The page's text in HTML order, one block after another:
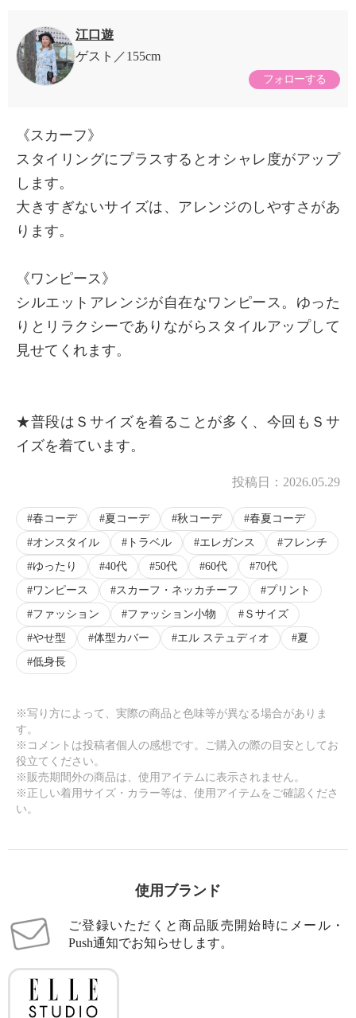
江口遊
ゲスト
155cm
フォローする
《スカーフ》
スタイリングにプラスするとオシャレ度がアップ
します。
大きすぎないサイズは、アレンジのしやすさがあ
ります。
《ワンピース》
シルエットアレンジが自在なワンピース。ゆった
りとリラクシーでありながらスタイルアップして
見せてくれます。
★普段はＳサイズを着ることが多く、今回もＳサ
イズを着ています。
投稿日： 2026.05.29
春コーデ 夏コーデ 秋コーデ
春夏コーデ
オンスタイル
トラベル エレガンス
フレンチ
ゆったり
40代 50代 60代
70代
ワンピース
スカーフ・ネッカチーフ
プリント
ファッション
ファッション小物
Ｓサイズ
やせ型
体型カバー エル ステュディオ
夏
低身長
※写り方によって、実際の商品と色味等が異なる場合がありま
す。
※コメントは投稿者個人の感想です。ご購入の際の目安としてお
役立てください。
※販売期間外の商品は、使用アイテムに表示されません。
※正しい着用サイズ・カラー等は、使用アイテムをご確認くださ
い。
使用ブランド
ご登録いただくと商品販売開始時にメール・
Push通知でお知らせします。